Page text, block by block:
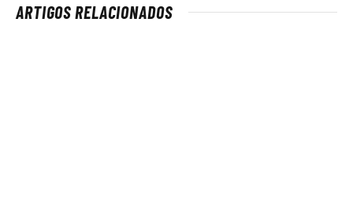
ARTIGOS RELACIONADOS